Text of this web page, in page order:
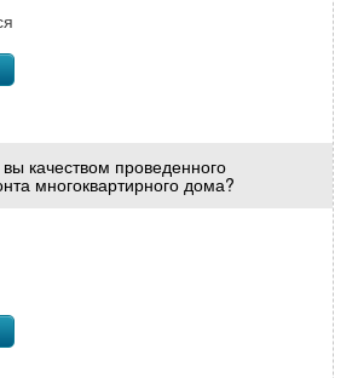
качеством проведенного
многоквартирного дома?